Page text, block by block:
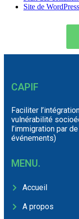
Site de
CAPIF
Faciliter
vulnérabilité
l’immigration par
événements)
MENU.
Accueil
A propos